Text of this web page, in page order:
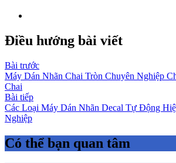
Điều hướng bài viết
Bài trước
Máy Dán Nhãn Chai Tròn Chuyên Nghiệp
Chai
Bài tiếp
Các Loại Máy Dán Nhãn Decal Tự Động
Nghiệp
Có thể bạn quan tâm